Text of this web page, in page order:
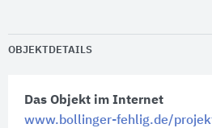
OBJEKTDETAILS
Das Objekt im Internet